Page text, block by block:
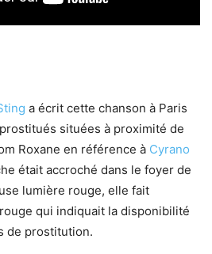
a écrit cette chanson à Paris
situées à proximité de
Roxane en référence à Cyrano
était accroché dans le foyer de
lumière rouge, elle fait
qui indiquait la disponibilité
de prostitution.